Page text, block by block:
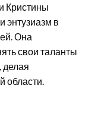
Кристины
энтузиазм в
Она
свои таланты
делая
области.